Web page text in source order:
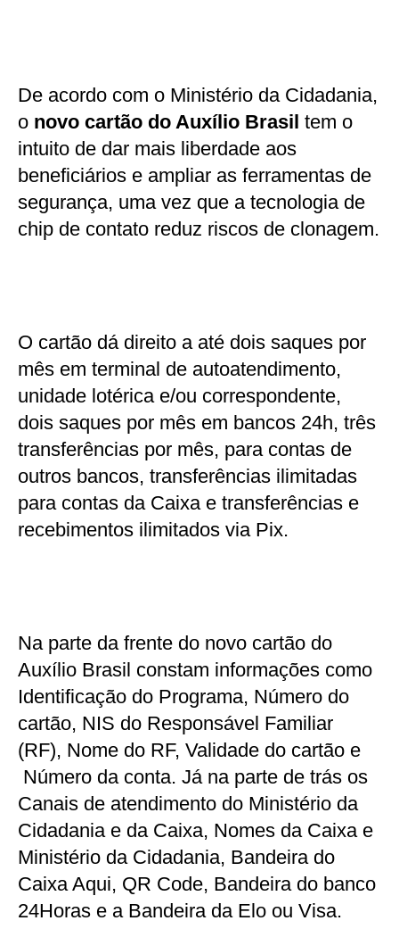
De acordo com o Ministério da Cidadania,
o novo cartão do Auxílio Brasil tem o
intuito de dar mais liberdade aos
beneficiários e ampliar as ferramentas de
segurança, uma vez que a tecnologia de
chip de contato reduz riscos de clonagem.
O cartão dá direito a até dois saques por
mês em terminal de autoatendimento,
unidade lotérica e/ou correspondente,
dois saques por mês em bancos 24h, três
transferências por mês, para contas de
outros bancos, transferências ilimitadas
para contas da Caixa e transferências e
recebimentos ilimitados via Pix.
Na parte da frente do novo cartão do
Auxílio Brasil constam informações como
Identificação do Programa, Número do
cartão, NIS do Responsável Familiar
(RF), Nome do RF, Validade do cartão e
Número da conta. Já na parte de trás os
Canais de atendimento do Ministério da
Cidadania e da Caixa, Nomes da Caixa e
Ministério da Cidadania, Bandeira do
Caixa Aqui, QR Code, Bandeira do banco
24Horas e a Bandeira da Elo ou Visa.